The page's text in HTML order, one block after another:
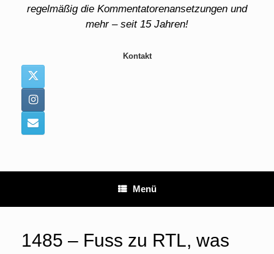
regelmäßig die Kommentatorenansetzungen und
mehr – seit 15 Jahren!
Kontakt
Menü
1485 – Fuss zu RTL, was